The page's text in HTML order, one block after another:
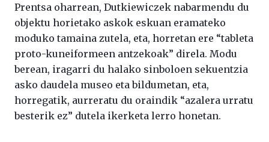
Prentsa oharrean, Dutkiewiczek nabarmendu du
objektu horietako askok eskuan eramateko
moduko tamaina zutela, eta, horretan ere “tableta
proto-kuneiformeen antzekoak” direla. Modu
berean, iragarri du halako sinboloen sekuentzia
asko daudela museo eta bildumetan, eta,
horregatik, aurreratu du oraindik “azalera urratu
besterik ez” dutela ikerketa lerro honetan.